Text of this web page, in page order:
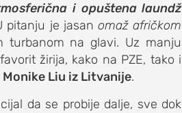
i opuštena laundž
pitanju je jasanomaž afričkom
turbanom na glavi. Uz manju
žirija, kako na PZE, tako i
Monike Liu iz Litvanije.
da se probije dalje, sve dok